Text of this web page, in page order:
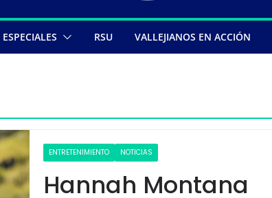
ESPECIALES RSU VALLEJIANOS EN ACCIÓN
ENTRETENIMIENTO NOTICIAS
Hannah Montana